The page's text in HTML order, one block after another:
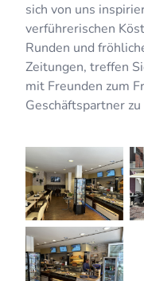
sich von uns
verführerischen
Runden und
Zeitungen, treffen
mit Freunden zum
Geschäftspartner